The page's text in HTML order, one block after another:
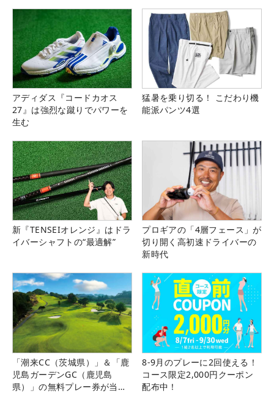
アディダス『コードカオス
27』は強烈な蹴りでパワーを
生む
猛暑を乗り切る！ こだわり機
能派パンツ4選
新『TENSEIオレンジ』はドラ
イバーシャフトの“最適解”
プロギアの「4層フェース」が
切り開く高初速ドライバーの
新時代
「潮来CC（茨城県）」＆「鹿
児島ガーデンGC（鹿児島
県）」の無料プレー券が当た
8-9月のプレーに2回使える！
コース限定2,000円クーポン
配布中！